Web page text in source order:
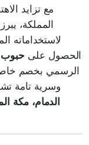
مع تزايد
المملكة، يبرز
لاستخداماته
الحصول على حبوب
الرسمي بخصم
وسرية تامة
الدمام، مكة